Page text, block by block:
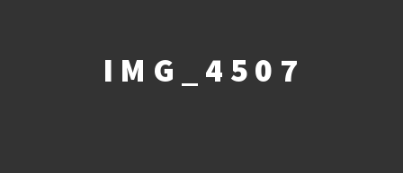
IMG_4507